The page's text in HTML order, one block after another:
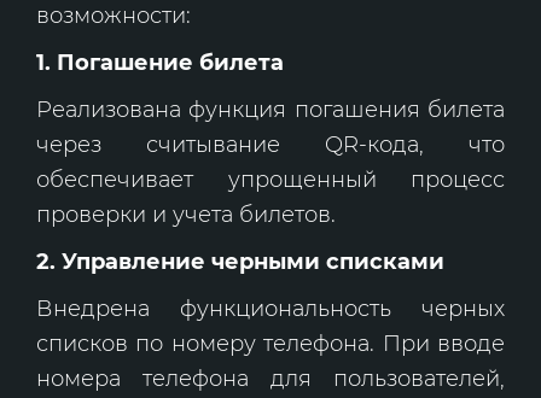
возможности:
1. Погашение билета
Реализована функция погашения билета
через считывание QR-кода, что
обеспечивает упрощенный процесс
проверки и учета билетов.
2. Управление черными списками
Внедрена функциональность черных
списков по номеру телефона. При вводе
номера телефона для пользователей,